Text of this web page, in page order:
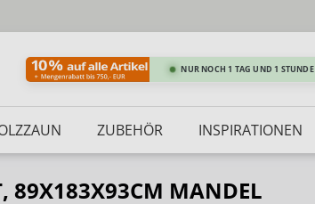
NUR NOCH 1 TAG UND 1 STUNDE
ZUBEHÖR INSPIRATIONEN
89X183X93CM MANDEL